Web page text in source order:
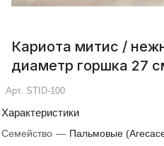
Кариота митис /
диаметр горшка 27
Арт. STID-100
Характеристики
Семейство — Пальмовые